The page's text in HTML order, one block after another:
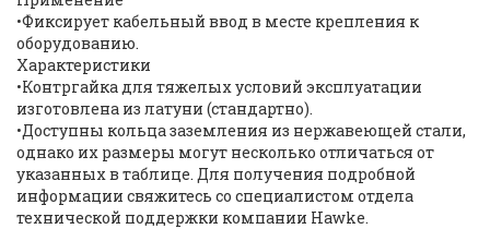
•Фиксирует кабельный ввод в месте крепления к
оборудованию.
Характеристики
•Контргайка для тяжелых условий эксплуатации
изготовлена из латуни (стандартно).
•Доступны кольца заземления из нержавеющей стали,
однако их размеры могут несколько отличаться от
указанных в таблице. Для получения подробной
информации свяжитесь со специалистом отдела
технической поддержки компании Hawke.